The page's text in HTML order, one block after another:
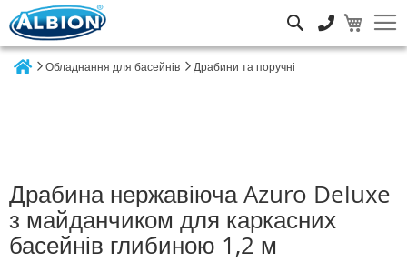
Обладнання для басейнів Драбини та поручні
Драбина нержавіюча Azuro Deluxe
з майданчиком для каркасних
басейнів глибиною 1,2 м